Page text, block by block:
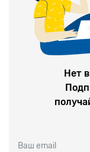
Нет
Ваш email